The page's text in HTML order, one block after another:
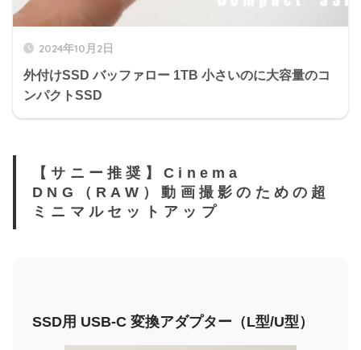
2024年10月2日
外付けSSD バッファロー 1TB 小さいのに大容量のコ
ンパクトSSD
【サニー推奨】Cinema
DNG（RAW）動画撮影のための超
ミニマルセットアップ
SSD用 USB-C 変換アダプター（L型/U型）